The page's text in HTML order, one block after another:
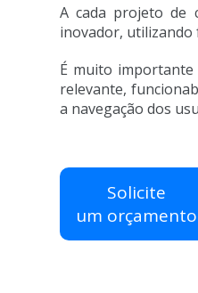
A cada projeto de
inovador, utilizando
É muito
relevante,
a navegação dos
Solicite
um orçamento